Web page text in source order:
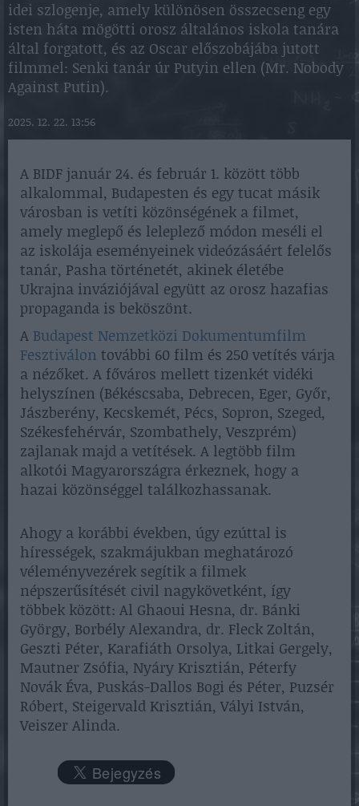
idei szlogenje, amely különösen összecseng egy
isten háta mögötti orosz általános iskola tanára
által forgatott, és az Oscar előszobájába jutott
filmmel: Senki tanár úr Putyin ellen (Mr. Nobody
Against Putin).
2025. 12. 22. 13:56
A BIDF január 24. és február 1. között ​több
alkalommal, Budapesten és egy tucat másik
városban is vetíti közönségének a filmet,
amely meglepő és leleplező módon meséli el
az iskolája eseményeinek videózásáért felelős
tanár, Pasha történetét, akinek életébe
Ukrajna inváziójával együtt az orosz hazafias
propaganda is beköszönt.
A Budapest Nemzetközi Dokumentumfilm
Fesztiválon további 60 film és 250 vetítés várja
a nézőket. A főváros mellett tizenkét vidéki
helyszínen (Békéscsaba, Debrecen, Eger, Győr,
Jászberény, Kecskemét, Pécs, Sopron, Szeged,
Székesfehérvár, Szombathely, Veszprém)
zajlanak majd a vetítések. A legtöbb film
alkotói Magyarországra érkeznek, hogy a
hazai közönséggel találkozhassanak.
Ahogy a korábbi években, úgy ezúttal is
hírességek, szakmájukban meghatározó
véleményvezérek segítik a filmek
népszerűsítését civil nagykövetként, így
többek között: Al Ghaoui Hesna, dr. Bánki
György, Borbély Alexandra, dr. Fleck Zoltán,
Geszti Péter, Karafiáth Orsolya, Litkai Gergely,
Mautner Zsófia, Nyáry Krisztián, Péterfy
Novák Éva, Puskás-Dallos Bogi és Péter, Puzsér
Róbert, Steigervald Krisztián, Vályi István,
Veiszer Alinda.